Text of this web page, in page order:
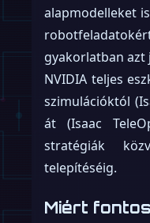
alapmodelleket
gyakorlatban azt
NVIDIA teljes
szimulációktól
át (Isaac
stratégiák
telepítéséig.
Miért